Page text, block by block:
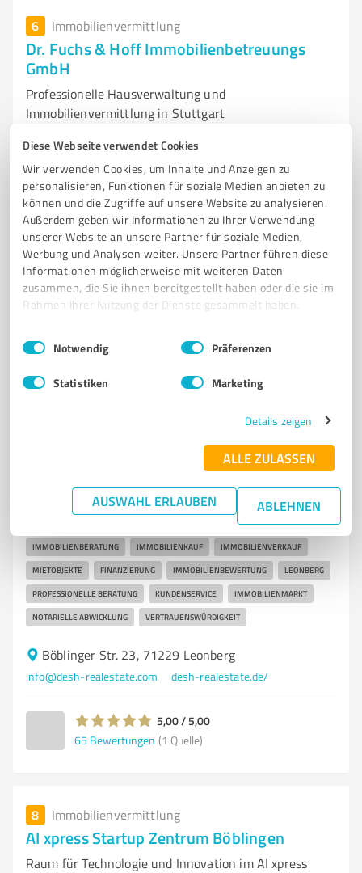
Diese Webseite verwendet Cookies
Wir verwenden Cookies, um Inhalte und Anzeigen zu
personalisieren, Funktionen für soziale Medien anbieten zu
können und die Zugriffe auf unsere Website zu analysieren.
Außerdem geben wir Informationen zu Ihrer Verwendung
unserer Website an unsere Partner für soziale Medien,
Werbung und Analysen weiter. Unsere Partner führen diese
Informationen möglicherweise mit weiteren Daten
zusammen, die Sie ihnen bereitgestellt haben oder die sie im
Rahmen Ihrer Nutzung der Dienste gesammelt haben.
Impressum Datenschutzbestimmungen
Einwilligungsauswahl
Notwendig Präferenzen
Statistiken Marketing
Details zeigen
ALLE ZULASSEN
AUSWAHL ERLAUBEN ABLEHNEN
6 Immobilienvermittlung
Dr. Fuchs & Hoff Immobilienbetreuungs
GmbH
Professionelle Hausverwaltung und
Immobilienvermittlung in Stuttgart
HAUSVERWALTUNG IMMOBILIENVERWALTUNG
IMMOBILIENVERMIETUNG STUTTGART WEG-VERWALTUNG
GEWERBEVERWALTUNG DIGITALE IMMOBILIENVERWALTUNG
KUNDENZUFRIEDENHEIT IMMOBILIENBEWERTUNG
IMMOBILIENBETREUUNG
u. Waldplätze 2, 70569 Stuttgart
Tel. 0711 72296500
info@fuchsundhoff.com
fuchsundhoff.com/
4,80 / 5,00
(1 Quelle)
德上房产 DeSH Real Estate GmbH
Professionelle Immobilienberatung und
Dienstleistungen in Leonberg
IMMOBILIENBERATUNG IMMOBILIENKAUF IMMOBILIENVERKAUF
MIETOBJEKTE FINANZIERUNG IMMOBILIENBEWERTUNG LEONBERG
PROFESSIONELLE BERATUNG KUNDENSERVICE IMMOBILIENMARKT
NOTARIELLE ABWICKLUNG VERTRAUENSWÜRDIGKEIT
Böblinger Str. 23, 71229 Leonberg
info@desh-realestate.com desh-realestate.de/
5,00 / 5,00
65 Bewertungen (1 Quelle)
8 Immobilienvermittlung
AI xpress Startup Zentrum Böblingen
Raum für Technologie und Innovation im AI xpress